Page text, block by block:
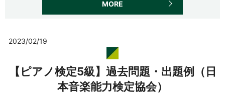
MORE
2023/02/19
【ピアノ検定5級】過去問題・出題例（日
本音楽能力検定協会）